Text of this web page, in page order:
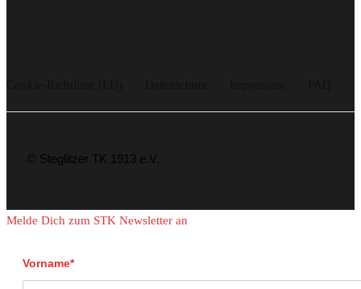
© Steglitzer TK 1913 e.V.
Melde Dich zum STK Newsletter an
Vorname*